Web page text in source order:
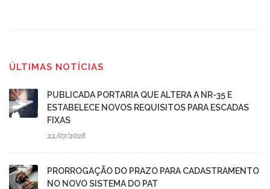
ÚLTIMAS NOTÍCIAS
PUBLICADA PORTARIA QUE ALTERA A NR-35 E
ESTABELECE NOVOS REQUISITOS PARA ESCADAS
FIXAS
22/07/2026
PRORROGAÇÃO DO PRAZO PARA CADASTRAMENTO
NO NOVO SISTEMA DO PAT